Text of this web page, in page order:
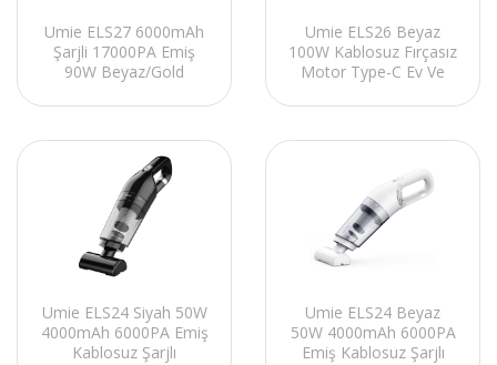
Umie ELS27 6000mAh
Şarjli 17000PA Emiş
90W Beyaz/Gold
Motor Üflenebilir Ev
Umie ELS26 Beyaz
100W Kablosuz Fırçasız
Motor Type-C Ev Ve
6000mAh Şarjlı
Umie ELS24 Siyah 50W
4000mAh 6000PA Emiş
Kablosuz Şarjlı
Umie ELS24 Beyaz
50W 4000mAh 6000PA
Emiş Kablosuz Şarjlı